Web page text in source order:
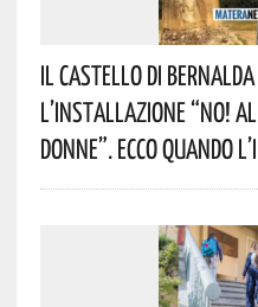
Il Castello Di
L’installazione “NO!
Donne”. Ecco Quando